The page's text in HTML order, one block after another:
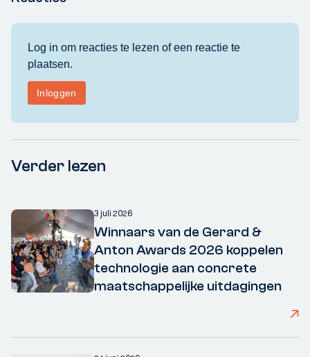
Verder lezen
3 juli 2026
Winnaars van de Gerard &
Anton Awards 2026 koppelen
technologie aan concrete
maatschappelijke uitdagingen